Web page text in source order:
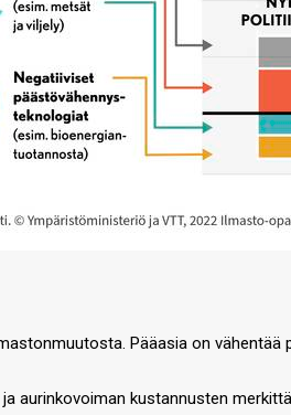
Pääasia on
aurinkovoiman kustannusten